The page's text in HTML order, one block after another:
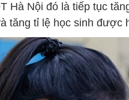
Hà Nội đó là tiếp tục
tăng tỉ lệ học sinh được